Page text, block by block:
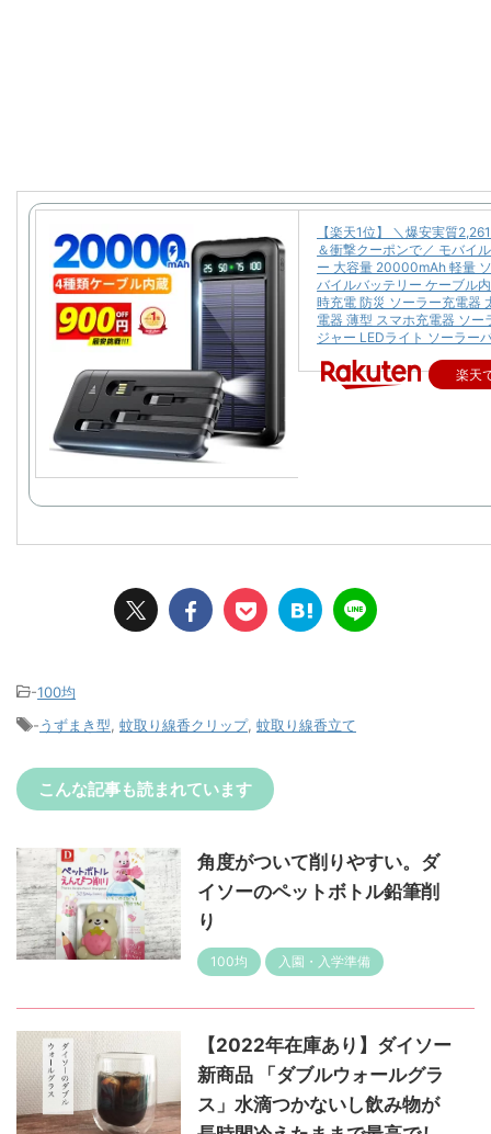
【楽天1位】 ＼爆安実質
＆衝撃クーポンで／ モバイ
ー 大容量 20000mAh 軽量
バイルバッテリー ケーブル
時充電 防災 ソーラー充電器
電器 薄型 スマホ充電器 ソー
ジャー LEDライト ソーラー
楽天
-100均
-うずまき型 蚊取り線香クリップ, 蚊取り線香立て
こんな記事も読まれています
角度がついて削りやすい。ダ
イソーのペットボトル鉛筆削
り
100均 入園・入学準備
【2022年在庫あり】ダイソー
新商品 「ダブルウォールグラ
ス」水滴つかないし飲み物が